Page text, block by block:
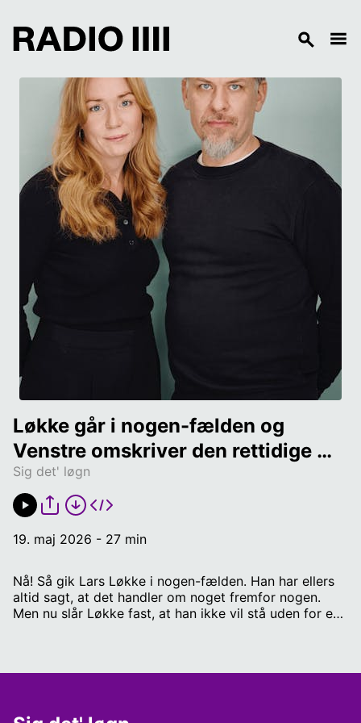
Sig det' løgn
Løkke går i nogen-fælden og
Venstre omskriver den rettidige
omhu - med Brian Weichardt og
Sofie Frøkjær
19. maj 2026 - 27 min
Nå! Så gik Lars Løkke i nogen-fælden. Han har ellers
altid sagt, at det handler om noget fremfor nogen.
Men nu slår Løkke fast, at han ikke vil stå uden for en
Lund imod et nationalt sprøjteforbud. Efter valget er